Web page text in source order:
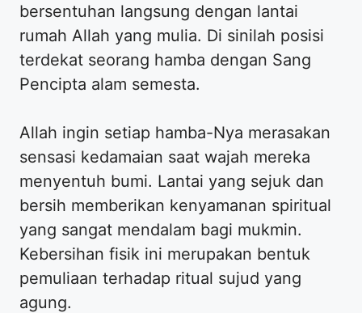
bersentuhan langsung dengan lantai
rumah Allah yang mulia. Di sinilah posisi
terdekat seorang hamba dengan Sang
Pencipta alam semesta.
Allah ingin setiap hamba-Nya merasakan
sensasi kedamaian saat wajah mereka
menyentuh bumi. Lantai yang sejuk dan
bersih memberikan kenyamanan spiritual
yang sangat mendalam bagi mukmin.
Kebersihan fisik ini merupakan bentuk
pemuliaan terhadap ritual sujud yang
agung.